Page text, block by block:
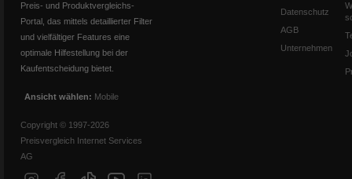
Preis- und Produktvergleichs-
Portal, das mittels detaillierter Filter
und vielfältiger Features eine
optimale Hilfestellung bei der
Kaufentscheidung bietet.
Ansicht wählen: Mobile
Copyright © 1997-2026
Preisvergleich Internet Services
AG
Datenschutz
AGB
Unternehmen